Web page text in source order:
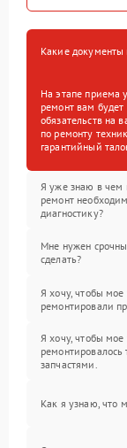
Какие документы
На этапе приема
ремонт вам будет
обязательств на
по ремонту
гарантийный
Я уже знаю в чем
ремонт
диагностику?
Мне нужен
сделать?
Я хочу, чтобы мое
ремонтировали
Я хочу, чтобы мое
запчастями.
Как я узнаю, что